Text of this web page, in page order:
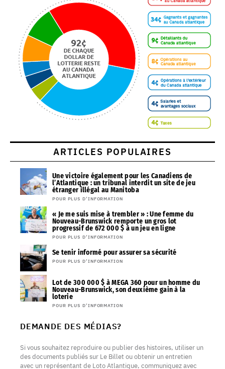
ARTICLES POPULAIRES
Une victoire également pour les Canadiens de
l’Atlantique : un tribunal interdit un site de jeu
étranger illégal au Manitoba
POUR PLUS D’INFORMATION
« Je me suis mise à trembler » : Une femme du
Nouveau-Brunswick remporte un gros lot
progressif de 672 000 $ à un jeu en ligne
POUR PLUS D’INFORMATION
Se tenir informé pour assurer sa sécurité
POUR PLUS D’INFORMATION
Lot de 300 000 $ à MEGA 360 pour un homme du
Nouveau-Brunswick, son deuxième gain à la
loterie
POUR PLUS D’INFORMATION
DEMANDE DES MÉDIAS?
Si vous souhaitez reproduire ou publier des histoires, utiliser un
des documents publiés sur Le Billet ou obtenir un entretien
avec un représentant de Loto Atlantique, communiquez avec